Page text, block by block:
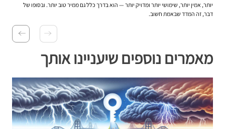
יותר, אמין יותר, שימושי יותר ומדויק יותר — הוא בדרך כלל גם ממיר טוב יותר. ובסופו של
דבר, זה המדד שבאמת חשוב.
מאמרים נוספים שיעניינו אותך